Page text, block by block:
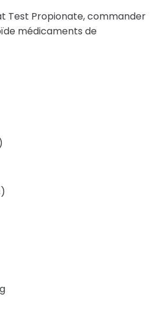
Test Propionate, commander
médicaments de